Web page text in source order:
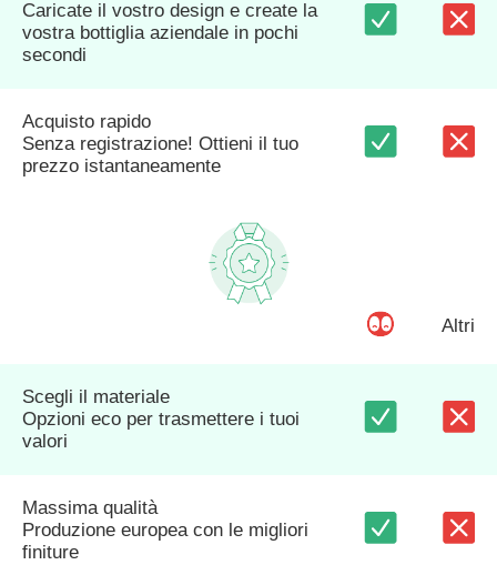
Caricate il vostro design e create la
vostra bottiglia aziendale in pochi
secondi
Acquisto rapido
Senza registrazione! Ottieni il tuo
prezzo istantaneamente
Altri
Scegli il materiale
Opzioni eco per trasmettere i tuoi
valori
Massima qualità
Produzione europea con le migliori
finiture